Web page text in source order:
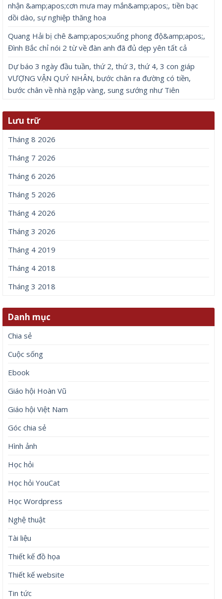
nhận &amp;apos;cơn mưa may mắn&amp;apos;, tiền bạc
dồi dào, sự nghiệp thăng hoa
Quang Hải bị chê &amp;apos;xuống phong độ&amp;apos;,
Đình Bắc chỉ nói 2 từ về đàn anh đã đủ dẹp yên tất cả
Dự báo 3 ngày đầu tuần, thứ 2, thứ 3, thứ 4, 3 con giáp
VƯỢNG VẬN QUÝ NHÂN, bước chân ra đường có tiền,
bước chân về nhà ngập vàng, sung sướng như Tiên
Lưu trữ
Tháng 8 2026
Tháng 7 2026
Tháng 6 2026
Tháng 5 2026
Tháng 4 2026
Tháng 3 2026
Tháng 4 2019
Tháng 4 2018
Tháng 3 2018
Danh mục
Chia sẻ
Cuộc sống
Ebook
Giáo hội Hoàn Vũ
Giáo hội Việt Nam
Góc chia sẻ
Hình ảnh
Học hỏi
Học hỏi YouCat
Học Wordpress
Nghệ thuật
Tài liệu
Thiết kế đồ họa
Thiết kế website
Tin tức